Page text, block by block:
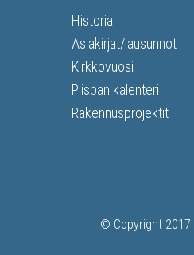
Historia
Asiakirjat/lausunnot
Kirkkovuosi
Piispan kalenteri
Rakennusprojektit
© Copyright 2017